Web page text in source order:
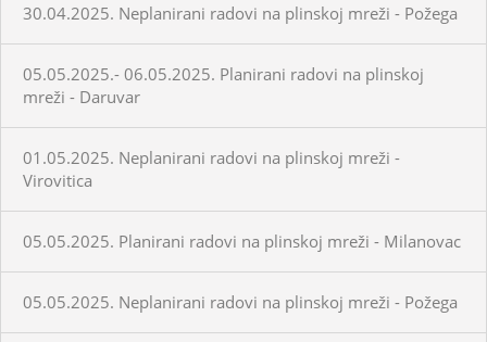
30.04.2025. Neplanirani radovi na plinskoj mreži - Požega
05.05.2025.- 06.05.2025. Planirani radovi na plinskoj
mreži - Daruvar
01.05.2025. Neplanirani radovi na plinskoj mreži -
Virovitica
05.05.2025. Planirani radovi na plinskoj mreži - Milanovac
05.05.2025. Neplanirani radovi na plinskoj mreži - Požega